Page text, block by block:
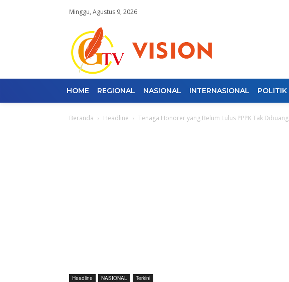
Minggu, Agustus 9, 2026
HOME REGIONAL NASIONAL INTERNASIONAL POLITIK
Beranda Headline Tenaga Honorer yang Belum Lulus PPPK Tak
Headline NASIONAL Terkini